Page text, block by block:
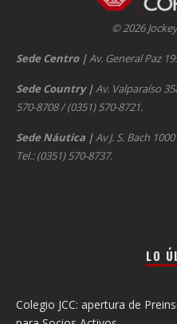
© 2026
Sede Centro |Av. General Paz
Sede Country |Av. Valparaíso
570-8708 / (0351) 570-8721.
Sede Náutica |Av J. S. Bach
Tel.: (0351) 570-8737.
LO
Colegio JCC: apertura de